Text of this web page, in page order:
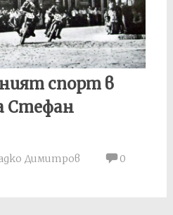
спорт в
Стефан
Димитров
0